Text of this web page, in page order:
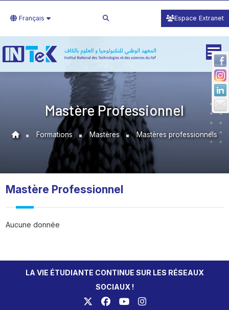
Français Espace Extranet
Mastère Professionnel
Formations Mastères Mastères professionnels
Mastère Professionnel
Aucune donnée
LA VIE ÉTUDIANTE CONTINUE SUR LES RÉSEAUX
SOCIAUX !